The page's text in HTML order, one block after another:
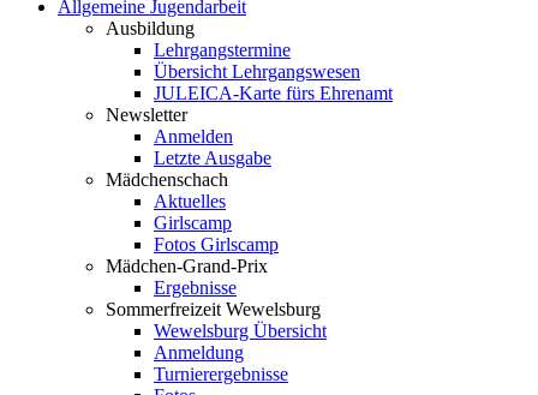
Allgemeine Jugendarbeit
Ausbildung
Lehrgangstermine
Übersicht Lehrgangswesen
JULEICA-Karte fürs Ehrenamt
Newsletter
Anmelden
Letzte Ausgabe
Mädchenschach
Aktuelles
Girlscamp
Fotos Girlscamp
Mädchen-Grand-Prix
Ergebnisse
Sommerfreizeit Wewelsburg
Wewelsburg Übersicht
Anmeldung
Turnierergebnisse